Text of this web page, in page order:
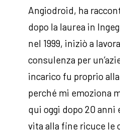
Angiodroid, ha
dopo la laurea in
nel 1999, iniziò a
consulenza per
incarico fu proprio
perché mi emoziona
qui oggi dopo 20 anni
vita alla fine ricuce le